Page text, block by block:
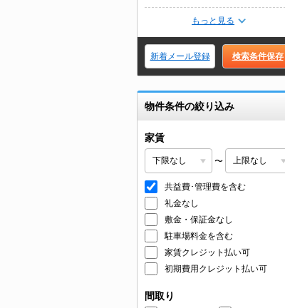
もっと見る
新着メール登録 検索条件保存
物件条件の絞り込み
家賃
〜
共益費･管理費を含む
礼金なし
敷金・保証金なし
駐車場料金を含む
家賃クレジット払い可
初期費用クレジット払い可
間取り